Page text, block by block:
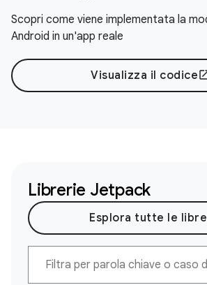
Scopri come viene implementata la
Android in un'app reale
Visualizza il codice
Librerie Jetpack
Esplora tutte le